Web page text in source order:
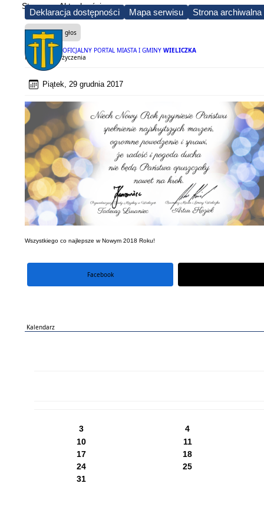
Deklaracja dostępności Mapa serwisu Strona archiwalna
OFICJALNY PORTAL MIASTA I GMINY WIELICZKA
Strona Aktualności
Czytaj na głos
Noworoczne życzenia
Piątek, 29 grudnia 2017
Wszystkiego co najlepsze w Nowym 2018 Roku!
Facebook
Kalendarz
3
4
10
11
17
18
24
25
31